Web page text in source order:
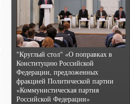
"Круглый стол" «О поправках в
Конституцию Российской
Федерации, предложенных
фракцией Политической партии
«Коммунистическая партия
Российской Федерации»